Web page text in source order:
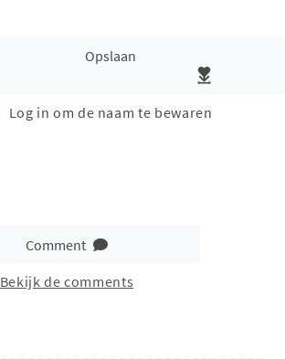
Opslaan
Log in om de naam te bewaren
Comment
Bekijk de comments